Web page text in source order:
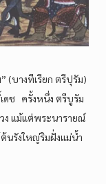
(บางทีเรียก ตรีปุรัม)
เดช ครั้งหนึ่ง ตรีบูรัม
ง แม้แต่พระนารายณ์
นรังใหญ่ริมฝั่งแม่น้ำ